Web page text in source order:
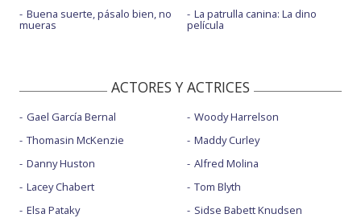
Buena suerte, pásalo bien, no
mueras
La patrulla canina: La dino
película
ACTORES Y ACTRICES
Gael García Bernal
Thomasin McKenzie
Danny Huston
Lacey Chabert
Elsa Pataky
Woody Harrelson
Maddy Curley
Alfred Molina
Tom Blyth
Sidse Babett Knudsen